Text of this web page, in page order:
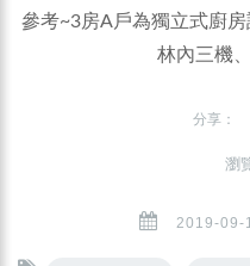
參考~3房A戶為獨立式廚房
林內三機
分享：
瀏
2019-09-